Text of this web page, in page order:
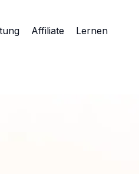
Affiliate Lernen